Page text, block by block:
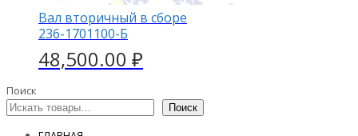
Вал вторичный в сборе
236-1701100-Б
48,500.00 ₽
Поиск
Поиск